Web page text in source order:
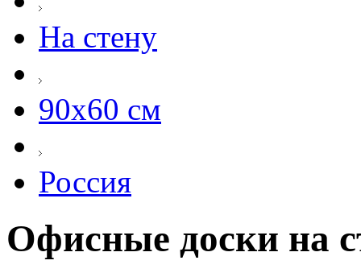
На стену
90х60 см
Россия
Офисные доски на